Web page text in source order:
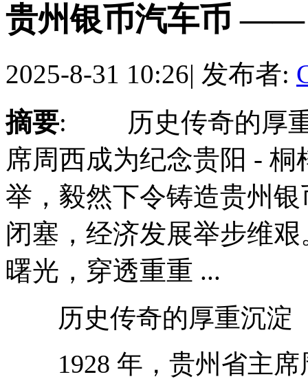
贵州银币汽车币 ——
2025-8-31 10:26| 发布者:
摘要: 历史传奇的厚
席周西成为纪念贵阳 -
举，毅然下令铸造贵州
闭塞，经济发展举步维
曙光，穿透重重 ...
历史传奇的厚重沉淀
1928 年，贵州省主席